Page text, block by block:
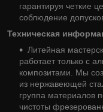
гарантируя четкие
соблюдение
Техническая
Литейная
работает только с
композитами. Мы
из нержавеющей
группа материалов
чистоты